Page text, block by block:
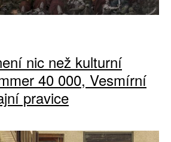
nic než kulturní
40 000, Vesmírní
pravice